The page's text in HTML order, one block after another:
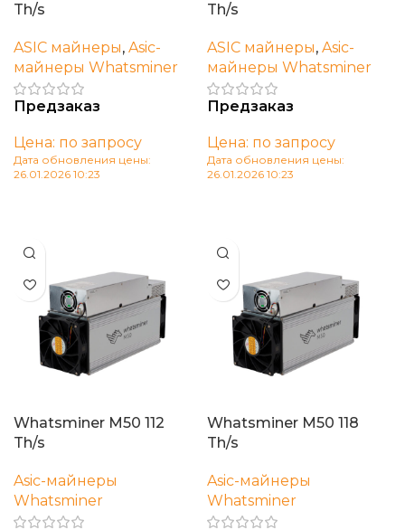
Th/s
ASIC майнеры, Asic-
майнеры Whatsminer
Предзаказ
Цена: по запросу
Дата обновления цены:
26.01.2026 10:23
Th/s
ASIC майнеры, Asic-
майнеры Whatsminer
Предзаказ
Цена: по запросу
Дата обновления цены:
26.01.2026 10:23
Whatsminer M50 112
Th/s
Asic-майнеры
Whatsminer
Whatsminer M50 118
Th/s
Asic-майнеры
Whatsminer